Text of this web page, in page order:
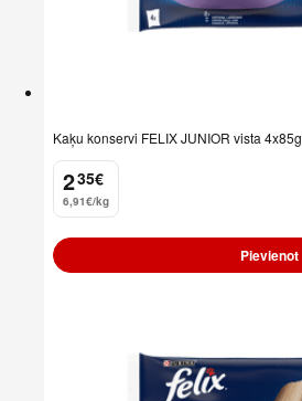
Kaķu konservi FELIX JUNIOR vista 4x85g
2
. 35€
6,91€/kg
Pievienot